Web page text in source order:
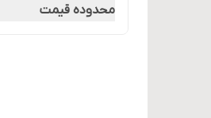
محدوده قیمت